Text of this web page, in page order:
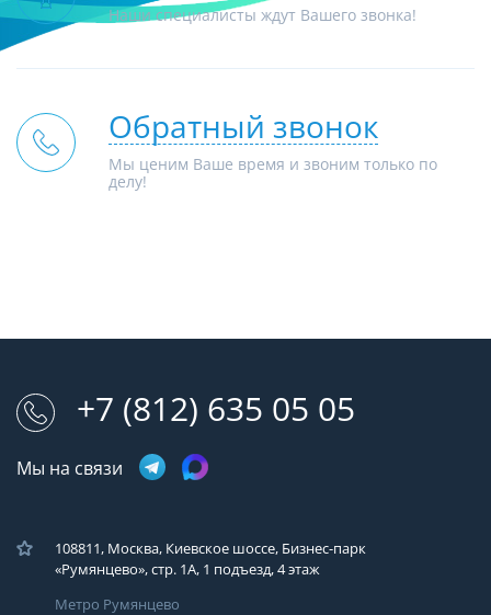
Наши специалисты ждут Вашего звонка!
Обратный звонок
Мы ценим Ваше время и звоним только по
делу!
+7 (812) 635 05 05
Мы на связи
108811, Москва, Киевское шоссе, Бизнес-парк
«Румянцево», стр. 1А, 1 подъезд, 4 этаж
Метро Румянцево